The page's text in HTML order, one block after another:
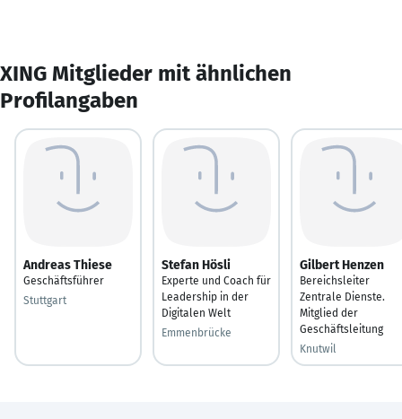
XING Mitglieder mit ähnlichen
Profilangaben
Andreas Thiese
Geschäftsführer
Stuttgart
Stefan Hösli
Experte und Coach für
Leadership in der
Digitalen Welt
Emmenbrücke
Gilbert Henzen
Bereichsleiter
Zentrale Dienste.
Mitglied der
Geschäftsleitung
Knutwil